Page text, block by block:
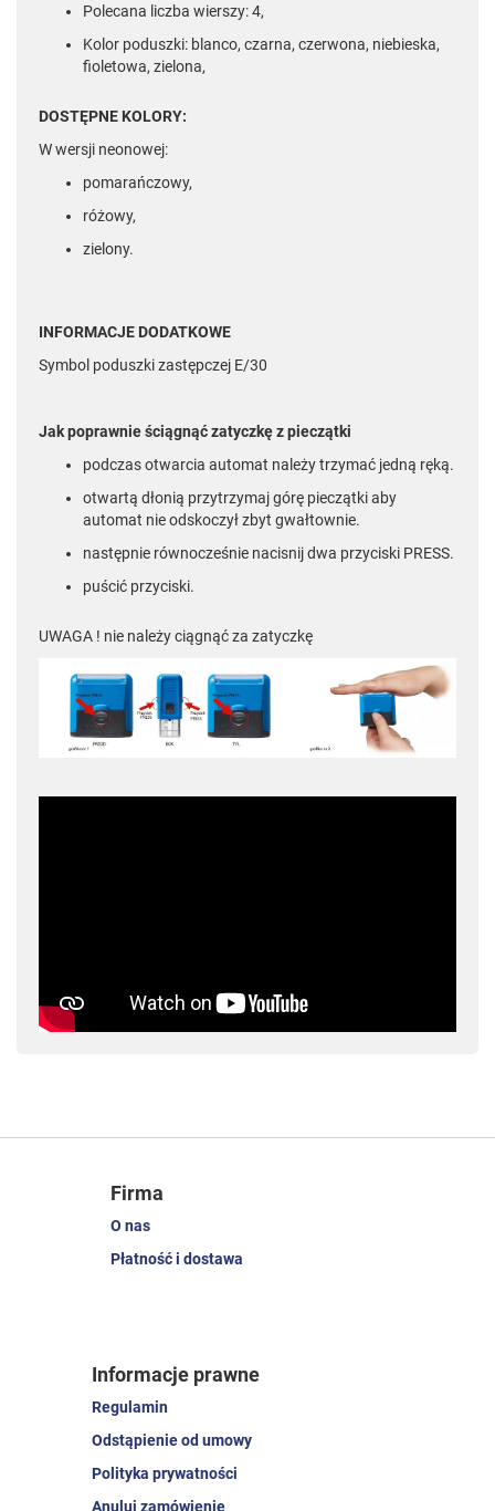
Polecana liczba wierszy: 4,
Kolor poduszki: blanco, czarna, czerwona, niebieska,
fioletowa, zielona,
DOSTĘPNE KOLORY:
W wersji neonowej:
pomarańczowy,
różowy,
zielony.
INFORMACJE DODATKOWE
Symbol poduszki zastępczej E/30
Jak poprawnie ściągnąć zatyczkę z pieczątki
podczas otwarcia automat należy trzymać jedną ręką.
otwartą dłonią przytrzymaj górę pieczątki aby
automat nie odskoczył zbyt gwałtownie.
następnie równocześnie nacisnij dwa przyciski PRESS.
puścić przyciski.
UWAGA ! nie należy ciągnąć za zatyczkę
Firma
O nas
Płatność i dostawa
Informacje prawne
Regulamin
Odstąpienie od umowy
Polityka prywatności
Anuluj zamówienie